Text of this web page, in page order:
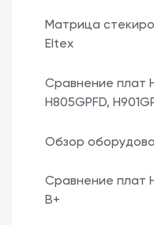
Матрица
Eltex
Сравнение плат
H805GPFD,
Обзор
Сравнение плат
B+